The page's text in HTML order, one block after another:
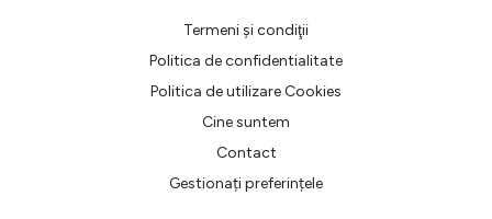
Termeni şi condiţii
Politica de confidentialitate
Politica de utilizare Cookies
Cine suntem
Contact
Gestionați preferințele